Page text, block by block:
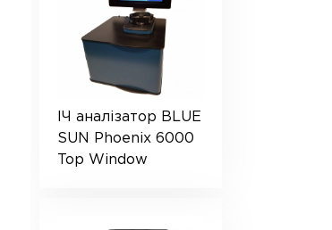
ІЧ аналізатор BLUE
SUN Phoenix 6000
Top Window